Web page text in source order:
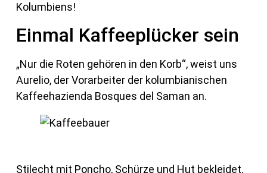
Kolumbiens!
Einmal Kaffeeplücker sein
„Nur die Roten gehören in den Korb“, weist uns
Aurelio, der Vorarbeiter der kolumbianischen
Kaffeehazienda Bosques del Saman an.
Stilecht mit Poncho, Schürze und Hut bekleidet,